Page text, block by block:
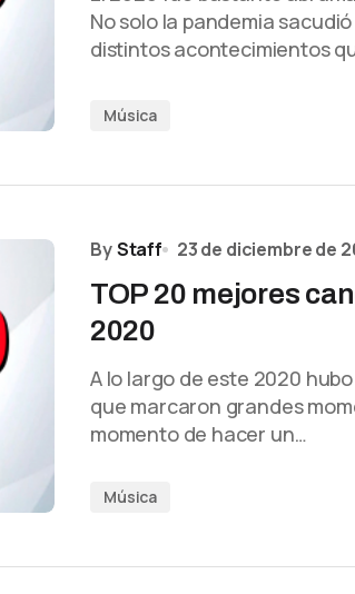
No solo la pandemia
distintos acontecimientos
Música
ByStaff 23 de diciembre de
TOP 20 mejores
2020
A lo largo de este 2020
que marcaron grandes
momento de hacer un…
Música